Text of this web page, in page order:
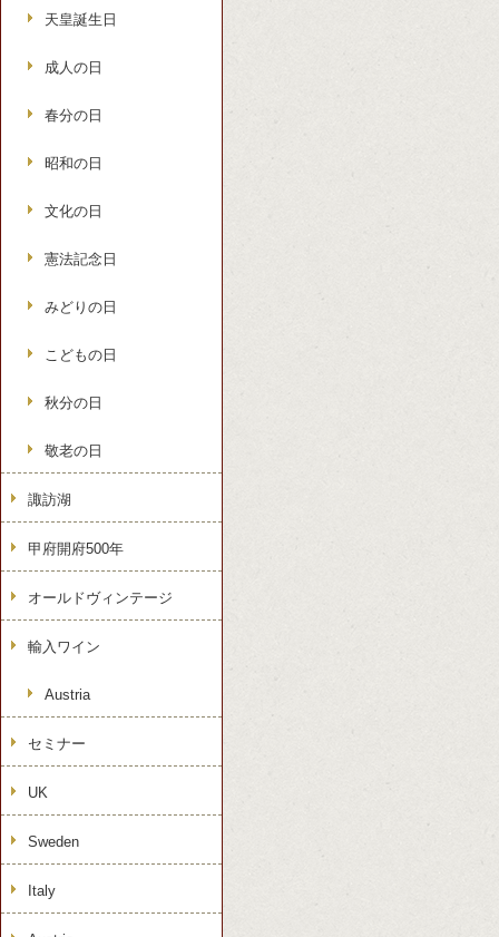
天皇誕生日
成人の日
春分の日
昭和の日
文化の日
憲法記念日
みどりの日
こどもの日
秋分の日
敬老の日
諏訪湖
甲府開府500年
オールドヴィンテージ
輸入ワイン
Austria
セミナー
UK
Sweden
Italy